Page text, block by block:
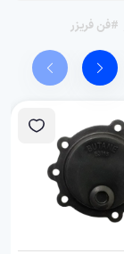
#فن فریزر